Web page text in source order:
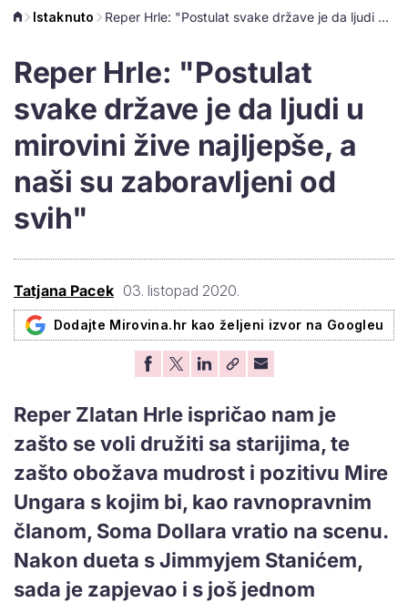
Istaknuto Reper Hrle: "Postulat svake države je da ljudi u mirovini žive najljepše, a naši su zaboravljeni od svih"
Reper Hrle: "Postulat
svake države je da ljudi u
mirovini žive najljepše, a
naši su zaboravljeni od
svih"
Tatjana Pacek 03. listopad 2020.
Dodajte Mirovina.hr kao željeni izvor na Googleu
Reper Zlatan Hrle ispričao nam je
zašto se voli družiti sa starijima, te
zašto obožava mudrost i pozitivu Mire
Ungara s kojim bi, kao ravnopravnim
članom, Soma Dollara vratio na scenu.
Nakon dueta s Jimmyjem Stanićem,
sada je zapjevao i s još jednom